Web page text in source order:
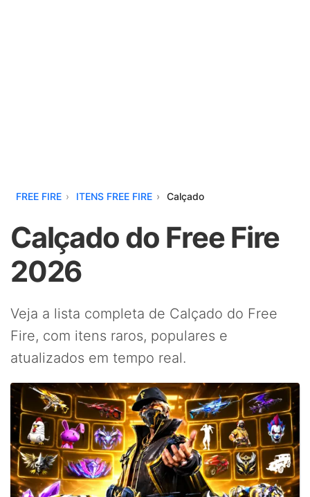
FREE FIRE ITENS FREE FIRE Calçado
Calçado do Free Fire
2026
Veja a lista completa de Calçado do Free
Fire, com itens raros, populares e
atualizados em tempo real.